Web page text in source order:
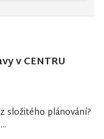
v CENTRU
složitého plánování?